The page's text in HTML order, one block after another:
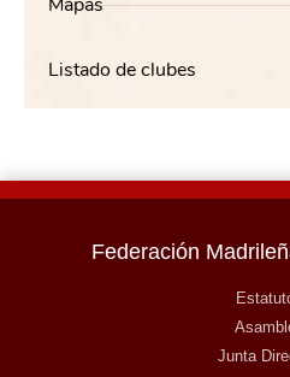
Listado de clubes
Federación
Junta